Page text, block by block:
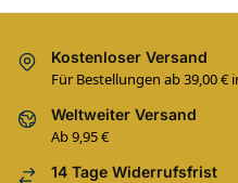
Kostenloser Versand
Für Bestellungen ab 39,00 €
Weltweiter Versand
Ab 9,95 €
14 Tage Widerrufsfrist